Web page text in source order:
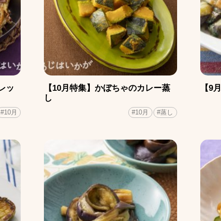
ッ
#10月
【10月特集】かぼちゃのカレー蒸
し
#10月 #蒸し
【9